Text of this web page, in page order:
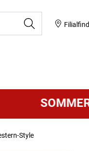
SOMMER SALE
Style